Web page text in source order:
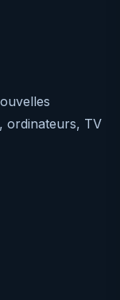
ordinateurs, TV